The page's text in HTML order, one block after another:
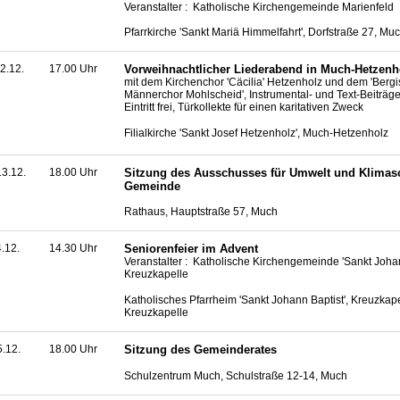
Veranstalter : Katholische Kirchengemeinde Marienfeld
Pfarrkirche 'Sankt Mariä Himmelfahrt', Dorfstraße 27,
17.00 Uhr Vorweihnachtlicher Liederabend in Much-
mit dem Kirchenchor 'Cäcilia' Hetzenholz und dem
Männerchor Mohlscheid', Instrumental- und Text-
Eintritt frei, Türkollekte für einen karitativen Zweck
Filialkirche 'Sankt Josef Hetzenholz', Much-Hetzenholz
18.00 Uhr
Sitzung des Ausschusses für Umwelt und
Gemeinde
Rathaus, Hauptstraße 57, Much
14.30 Uhr Seniorenfeier im Advent
Veranstalter : Katholische Kirchengemeinde 'Sankt
Kreuzkapelle
Katholisches Pfarrheim 'Sankt Johann Baptist',
Kreuzkapelle
18.00 Uhr Sitzung des Gemeinderates
Schulzentrum Much, Schulstraße 12-14, Much